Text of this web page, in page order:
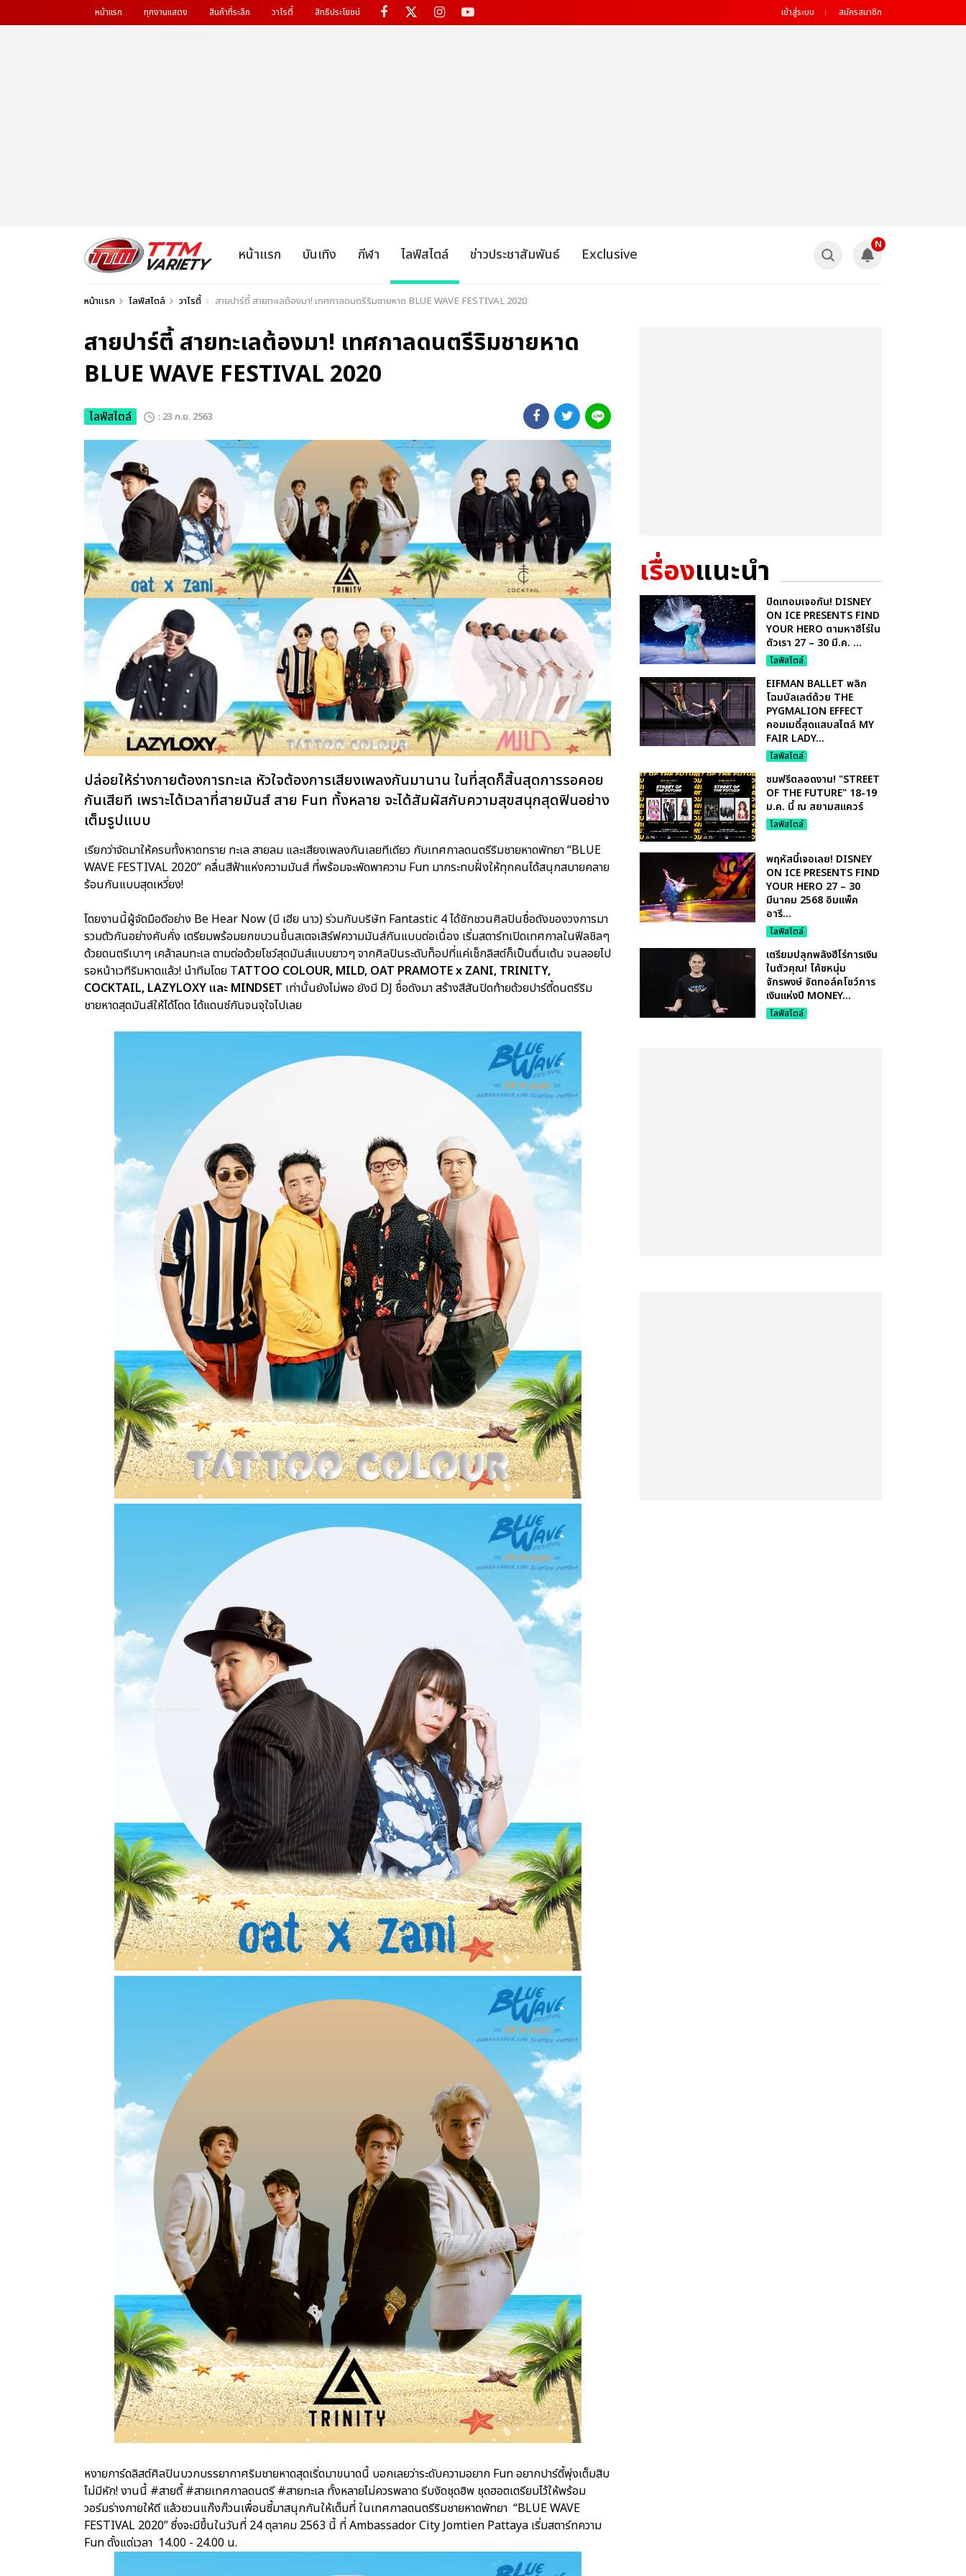
หน้าแรก ทุกงานแสดง สินค้าที่ระลึก วาไรตี้ สิทธิประโยชน์ เข้าสู่ระบบ สมัครสมาชิก
หน้าแรก บันเทิง กีฬา ไลฟ์สไตล์ ข่าวประชาสัมพันธ์ Exclusive
N
หน้าแรก ไลฟ์สไตล์ วาไรตี้ สายปาร์ตี้ สายทะเลต้องมา! เทศกาลดนตรีริมชายหาด BLUE WAVE FESTIVAL 2020
สายปาร์ตี้ สายทะเลต้องมา! เทศกาลดนตรีริมชายหาด
BLUE WAVE FESTIVAL 2020
ไลฟ์สไตล์ : 23 ก.ย. 2563
ปล่อยให้ร่างกายต้องการทะเล หัวใจต้องการเสียงเพลงกันมานาน ในที่สุดก็สิ้นสุดการรอคอย
กันเสียที เพราะได้เวลาที่สายมันส์ สาย Fun ทั้งหลาย จะได้สัมผัสกับความสุขสนุกสุดฟินอย่าง
เต็มรูปแบบ
เรียกว่าจัดมาให้ครบทั้งหาดทราย ทะเล สายลม และเสียงเพลงกันเลยทีเดียว กับเทศกาลดนตรีริมชายหาดพัทยา “BLUE
WAVE FESTIVAL 2020” คลื่นสีฟ้าแห่งความมันส์ ที่พร้อมจะพัดพาความ Fun มากระทบฝั่งให้ทุกคนได้สนุกสบายคลาย
ร้อนกันแบบสุดเหวี่ยง!
โดยงานนี้ผู้จัดมือดีอย่าง Be Hear Now (บี เฮีย นาว) ร่วมกับบริษัท Fantastic 4 ได้ชักชวนศิลปินชื่อดังของวงการมา
รวมตัวกันอย่างคับคั่ง เตรียมพร้อมยกขบวนขึ้นสเตจเสิร์ฟความมันส์กันแบบต่อเนื่อง เริ่มสตาร์ทเปิดเทศกาลในฟีลชิลๆ
ด้วยดนตรีเบาๆ เคล้าลมทะเล ตามต่อด้วยโชว์สุดมันส์แบบยาวๆ จากศิลปินระดับท็อปที่แค่เช็กลิสต์ก็เป็นตื่นเต้น จนลอยไป
รอหน้าเวทีริมหาดแล้ว! นำทีมโดย TATTOO COLOUR, MILD, OAT PRAMOTE x ZANI, TRINITY,
COCKTAIL, LAZYLOXY และ MINDSET เท่านั้นยังไม่พอ ยังมี DJ ชื่อดังมา สร้างสีสันปิดท้ายด้วยปาร์ตี้ดนตรีริม
ชายหาดสุดมันส์ให้ได้โดด ได้แดนซ์กันจนจุใจไปเลย
หงายการ์ดลิสต์ศิลปินบวกบรรยากาศริมชายหาดสุดเริ่ดมาขนาดนี้ บอกเลยว่าระดับความอยาก Fun อยากปาร์ตี้พุ่งเต็มสิบ
ไม่มีหัก! งานนี้ #สายตี้ #สายเทศกาลดนตรี #สายทะเล ทั้งหลายไม่ควรพลาด รีบงัดชุดฮิพ ชุดฮอตเตรียมไว้ให้พร้อม
วอร์มร่างกายให้ดี แล้วชวนแก๊งก๊วนเพื่อนซี้มาสนุกกันให้เต็มที่ ในเทศกาลดนตรีริมชายหาดพัทยา “BLUE WAVE
FESTIVAL 2020” ซึ่งจะมีขึ้นในวันที่ 24 ตุลาคม 2563 นี้ ที่ Ambassador City Jomtien Pattaya เริ่มสตาร์ทความ
Fun ตั้งแต่เวลา 14.00 - 24.00 น.
เรื่องแนะนำ
ปิดเทอมเจอกัน! DISNEY
ON ICE PRESENTS FIND
YOUR HERO ตามหาฮีโร่ใน
ตัวเรา 27 – 30 มี.ค. ...
ไลฟ์สไตล์
EIFMAN BALLET พลิก
โฉมบัลเลต์ด้วย THE
PYGMALION EFFECT
คอมเมดี้สุดแสบสไตล์ MY
FAIR LADY...
ไลฟ์สไตล์
ชมฟรีตลอดงาน! "STREET
OF THE FUTURE" 18-19
ม.ค. นี้ ณ สยามสแควร์
ไลฟ์สไตล์
พฤหัสนี้เจอเลย! DISNEY
ON ICE PRESENTS FIND
YOUR HERO 27 – 30
มีนาคม 2568 อิมแพ็ค
อารี...
ไลฟ์สไตล์
เตรียมปลุกพลังฮีโร่การเงิน
ในตัวคุณ! โค้ชหนุ่ม
จักรพงษ์ จัดทอล์คโชว์การ
เงินแห่งปี MONEY...
ไลฟ์สไตล์